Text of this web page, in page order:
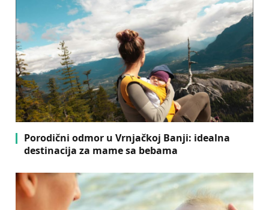
Porodični odmor u Vrnjačkoj Banji: idealna
destinacija za mame sa bebama